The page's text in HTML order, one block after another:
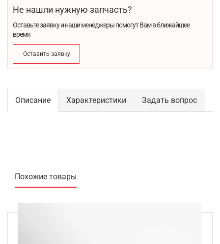
Не нашли нужную запчасть?
Оставьте заявку и наши менеджеры помогут Вам в ближайшее
время
Оставить заявку
Описание Характеристики Задать вопрос
Похожие товары